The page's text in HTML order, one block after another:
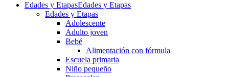
Edades y EtapasEdades y Etapas
Edades y Etapas
Adolescente
Adulto joven
Bebé
Alimentación con fórmula
Escuela primaria
Niño pequeño